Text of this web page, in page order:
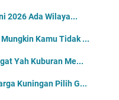
2026 Ada Wilaya...
Kamu Tidak ...
Yah Kuburan Me...
Kuningan Pilih G...